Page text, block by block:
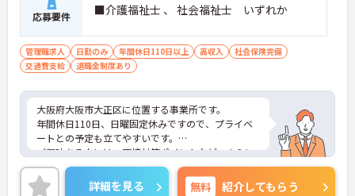
応募要件 ■介護福祉士 、 社会福祉士 いずれか
管理職求人 日勤のみ 年間休日110日以上 高収入
社会保険完備
交通費支給
退職金制度あり
大阪府大阪市大正区に位置する事業所です。
年間休日110日、日曜固定休みですので、プライベ
ートとの予定も立てやすいです。
ご興味ある方には、面接対策ポイントなど、さらに
詳細をお話しいたしますのでお気軽にご相談くださ
い！
詳細を見る 無料 紹介してもらう